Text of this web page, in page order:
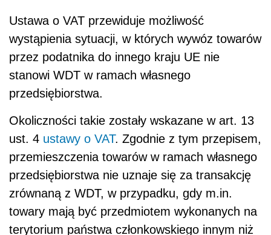
Ustawa o VAT przewiduje możliwość
wystąpienia sytuacji, w których wywóz towarów
przez podatnika do innego kraju UE nie
stanowi WDT w ramach własnego
przedsiębiorstwa.
Okoliczności takie zostały wskazane w art. 13
ust. 4 ustawy o VAT. Zgodnie z tym przepisem,
przemieszczenia towarów w ramach własnego
przedsiębiorstwa nie uznaje się za transakcję
zrównaną z WDT, w przypadku, gdy m.in.
towary mają być przedmiotem wykonanych na
terytorium państwa członkowskiego innym niż